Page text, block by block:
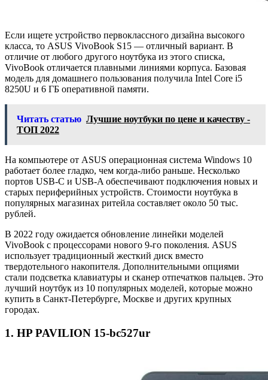
Если ищете устройство первоклассного дизайна высокого
класса, то ASUS VivoBook S15 — отличный вариант. В
отличие от любого другого ноутбука из этого списка,
VivoBook отличается плавными линиями корпуса. Базовая
модель для домашнего пользования получила Intel Core i5
8250U и 6 ГБ оперативной памяти.
Читать статью Лучшие ноутбуки по цене и качеству -
ТОП 2022
На компьютере от ASUS операционная система Windows 10
работает более гладко, чем когда-либо раньше. Несколько
портов USB-C и USB-A обеспечивают подключения новых и
старых периферийных устройств. Стоимости ноутбука в
популярных магазинах ритейла составляет около 50 тыс.
рублей.
В 2022 году ожидается обновление линейки моделей
VivoBook с процессорами нового 9-го поколения. ASUS
использует традиционный жесткий диск вместо
твердотельного накопителя. Дополнительными опциями
стали подсветка клавиатуры и сканер отпечатков пальцев. Это
лучший ноутбук из 10 популярных моделей, которые можно
купить в Санкт-Петербурге, Москве и других крупных
городах.
1. HP PAVILION 15-bc527ur